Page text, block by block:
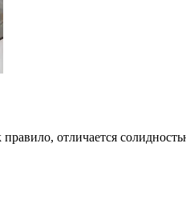
отличается